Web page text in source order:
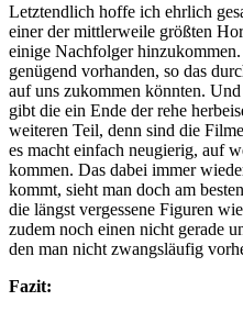
Letztendlich hoffe ich ehrlich
einer der mittlerweile größten
einige Nachfolger
genügend vorhanden, so das
auf uns zukommen könnten.
gibt die ein Ende der rehe
weiteren Teil, denn sind die
es macht einfach neugierig, auf
kommen. Das dabei immer
kommt, sieht man doch am
die längst vergessene Figuren
zudem noch einen nicht gerade
den man nicht zwangsläufig
Fazit: